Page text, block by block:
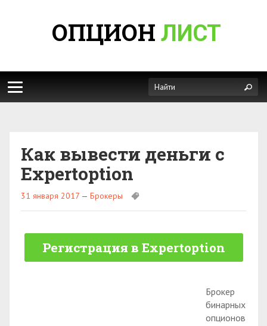
ОПЦИОН ЛИСТ
Как вывести деньги с
Expertoption
31 января 2017 — Брокеры
Регистрация в Expertoption
Брокер
бинарных
опционов